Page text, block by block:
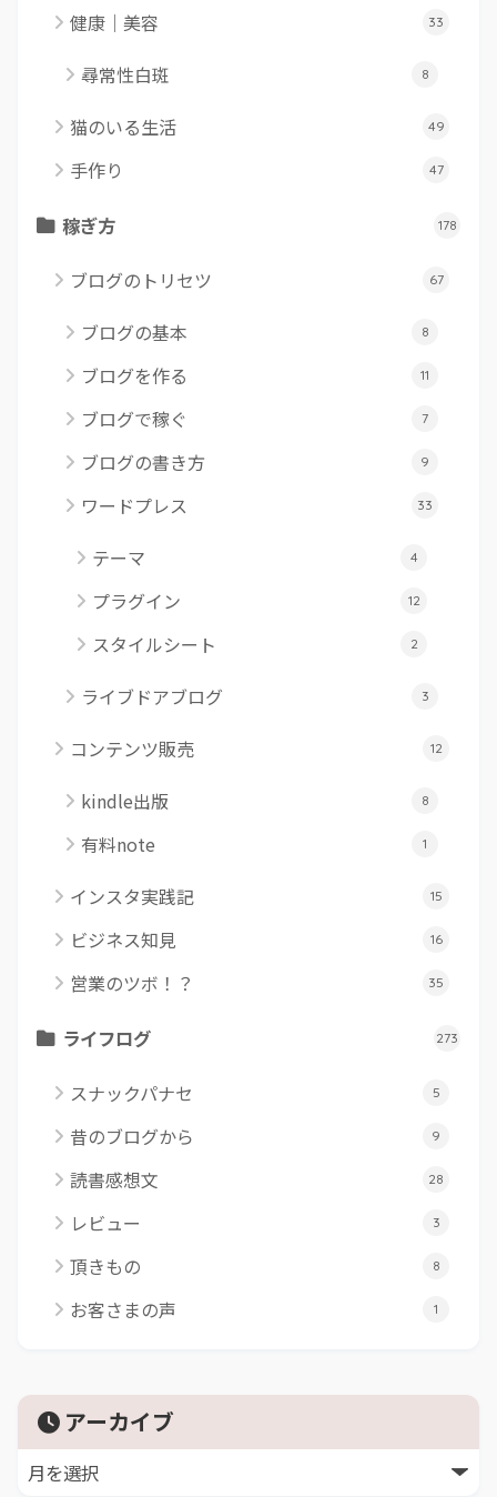
健康｜美容 33
尋常性白斑 8
猫のいる生活 49
手作り 47
稼ぎ方 178
ブログのトリセツ 67
ブログの基本 8
ブログを作る 11
ブログで稼ぐ 7
ブログの書き方 9
ワードプレス 33
テーマ 4
プラグイン 12
スタイルシート 2
ライブドアブログ 3
コンテンツ販売 12
kindle出版 8
有料note 1
インスタ実践記 15
ビジネス知見 16
営業のツボ！？ 35
ライフログ 273
スナックパナセ 5
昔のブログから 9
読書感想文 28
レビュー 3
頂きもの 8
お客さまの声 1
アーカイブ